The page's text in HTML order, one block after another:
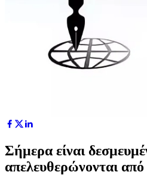
Σήμερα είναι
απελευθερώνονται